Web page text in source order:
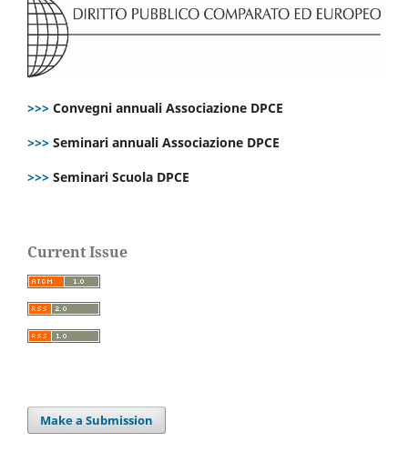
>>> Convegni annuali Associazione DPCE
>>> Seminari annuali Associazione DPCE
>>> Seminari Scuola DPCE
Current Issue
Make a Submission